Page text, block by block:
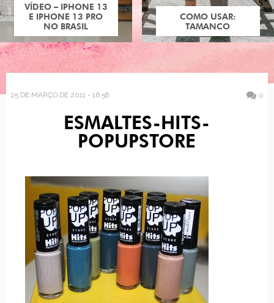
VÍDEO – IPHONE 13
E IPHONE 13 PRO
NO BRASIL
COMO USAR:
TAMANCO
25 DE MARÇO DE 2011 - 16:58 0
ESMALTES-HITS-
POPUPSTORE